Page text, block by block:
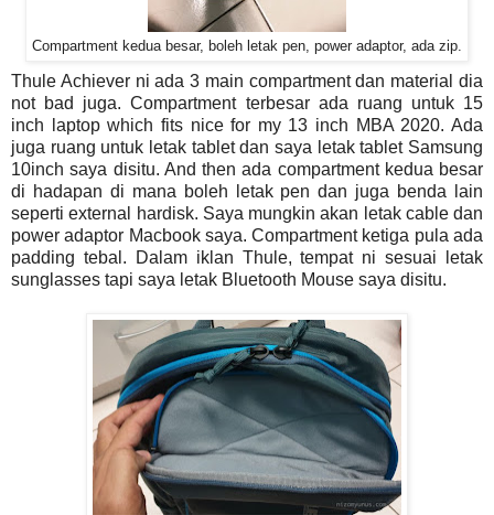
Compartment kedua besar, boleh letak pen, power adaptor, ada zip.
Thule Achiever ni ada 3 main compartment dan material dia
not bad juga. Compartment terbesar ada ruang untuk 15
inch laptop which fits nice for my 13 inch MBA 2020. Ada
juga ruang untuk letak tablet dan saya letak tablet Samsung
10inch saya disitu. And then ada compartment kedua besar
di hadapan di mana boleh letak pen dan juga benda lain
seperti external hardisk. Saya mungkin akan letak cable dan
power adaptor Macbook saya. Compartment ketiga pula ada
padding tebal. Dalam iklan Thule, tempat ni sesuai letak
sunglasses tapi saya letak Bluetooth Mouse saya disitu.